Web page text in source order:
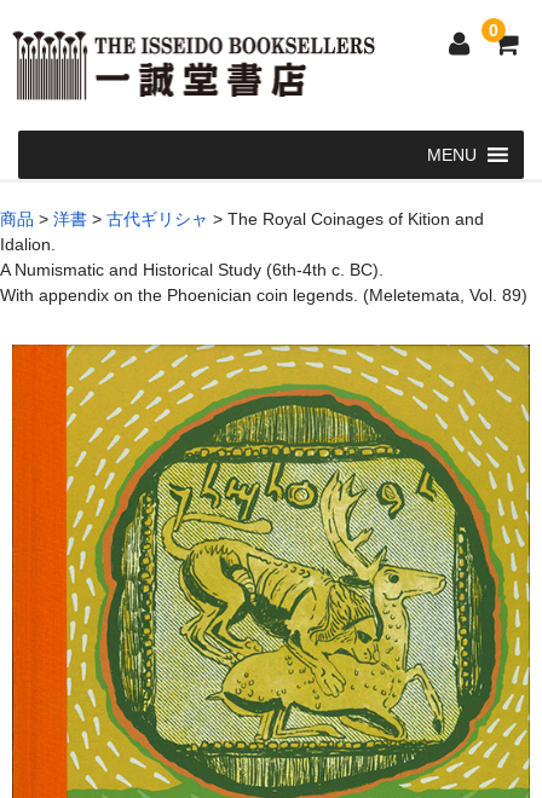
0
洋 書
和本・浮世絵・古地図
カート
発送・支払い方法
お問い合せ
商品 > 洋書 > 古代ギリシャ > The Royal Coinages of Kition and
Idalion.
A Numismatic and Historical Study (6th-4th c. BC).
With appendix on the Phoenician coin legends. (Meletemata, Vol. 89)